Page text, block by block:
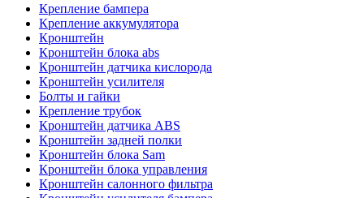
Крепление бампера
Крепление аккумулятора
Кронштейн
Кронштейн блока abs
Кронштейн датчика кислорода
Кронштейн усилителя
Болты и гайки
Крепление трубок
Кронштейн датчика ABS
Кронштейн задней полки
Кронштейн блока Sam
Кронштейн блока управления
Кронштейн салонного фильтра